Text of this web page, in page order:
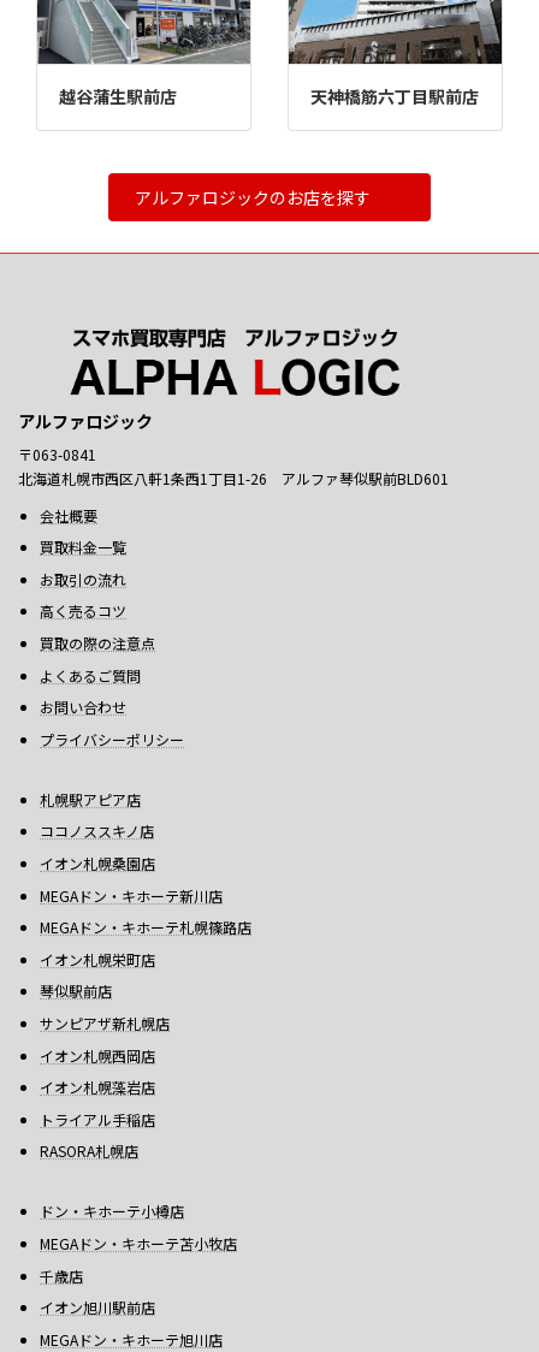
越谷蒲生駅前店 天神橋筋六丁目駅前店
アルファロジックのお店を探す
アルファロジック
〒063-0841
北海道札幌市西区八軒1条西1丁目1-26 アルファ琴似駅前BLD601
会社概要
買取料金一覧
お取引の流れ
高く売るコツ
買取の際の注意点
よくあるご質問
お問い合わせ
プライバシーポリシー
札幌駅アピア店
ココノススキノ店
イオン札幌桑園店
MEGAドン・キホーテ新川店
MEGAドン・キホーテ札幌篠路店
イオン札幌栄町店
琴似駅前店
サンピアザ新札幌店
イオン札幌西岡店
イオン札幌藻岩店
トライアル手稲店
RASORA札幌店
ドン・キホーテ小樽店
MEGAドン・キホーテ苫小牧店
千歳店
イオン旭川駅前店
MEGAドン・キホーテ旭川店